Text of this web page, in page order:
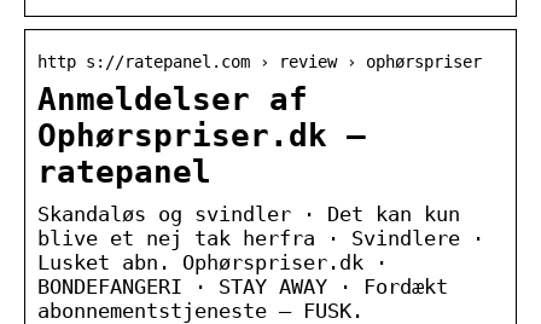
http s://ratepanel.com › review › ophørspriser
Anmeldelser af
Ophørspriser.dk –
ratepanel
Skandaløs og svindler · Det kan kun
blive et nej tak herfra · Svindlere ·
Lusket abn. Ophørspriser.dk ·
BONDEFANGERI · STAY AWAY · Fordækt
abonnementstjeneste – FUSK.